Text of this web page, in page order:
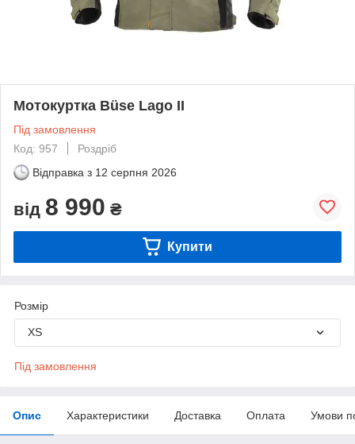
Мотокуртка Büse Lago II
Під замовлення
Код: 957
Роздріб
Відправка з 12 серпня 2026
від 8 990 ₴
Купити
Розмір
XS
Під замовлення
Опис Характеристики Доставка Оплата Умови